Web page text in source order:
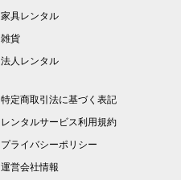
家具レンタル
雑貨
法人レンタル
特定商取引法に基づく表記
レンタルサービス利用規約
プライバシーポリシー
運営会社情報